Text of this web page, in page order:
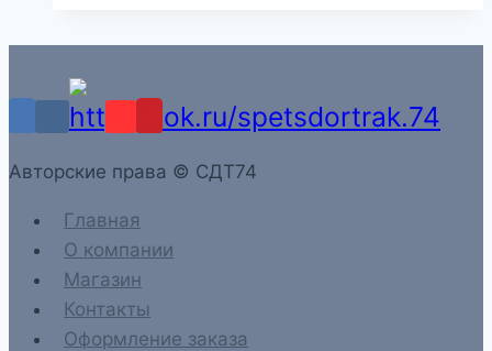
Aвторские права © СДТ74
Главная
О компании
Магазин
Контакты
Оформление заказа